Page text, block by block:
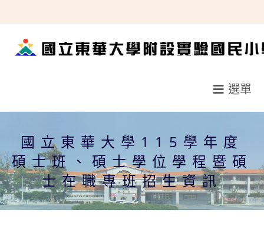
轉
選單
國立東華大學115學年度
碩士班、碩士學位學程暨碩
士在職專班招生資訊